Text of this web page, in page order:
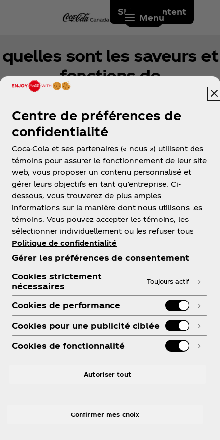
Skip to content
Menu
quelles sont les saveurs et
fonctions de
vitaminwaterᴹᴰ
vitaminwaterᴹᴰ est offerte en 10 saveurs
délicieuses, dont quatre produits zéro calorie.
clique ici.
pour en savoir plus.
À propos de nous
Besoin d’aide?
YoutubeFacebook
Centre de préférences de
confidentialité
Coca-Cola et ses partenaires (« nous ») utilisent des
témoins pour assurer le fonctionnement de leur site
web, vous proposer un contenu personnalisé et
gérer leurs objectifs en tant qu’entreprise. Ci-
dessous, vous trouverez de plus amples
informations sur la manière dont nous utilisons les
témoins. Vous pouvez accepter les témoins, les
sélectionner individuellement ou les refuser tous
Politique de confidentialité
Gérer les préférences de consentement
Cookies strictement
nécessaires
Toujours actif
Cookies de performance
Cookies pour une publicité ciblée
Cookies de fonctionnalité
Autoriser tout
Confirmer mes choix